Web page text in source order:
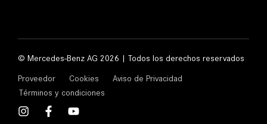
© Mercedes-Benz AG 2026 | Todos los derechos reservados
Proveedor
Cookies
Aviso de Privacidad
Términos y condiciones
Y